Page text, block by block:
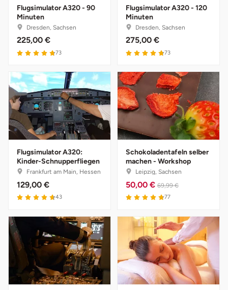
Flugsimulator A320 - 90
Minuten
Dresden, Sachsen
225,00 €
73
Flugsimulator A320 - 120
Minuten
Dresden, Sachsen
275,00 €
73
Flugsimulator A320:
Kinder-Schnupperfliegen
Frankfurt am Main, Hessen
129,00 €
43
Schokoladentafeln selber
machen - Workshop
Leipzig, Sachsen
50,00 € 69,99 €
77
Cloppenburg
Coburg
Cottbus
Darmstadt
Deggendorf
Dessau
Dietzenbach
Dingolfing
Dortmund
Dresden
Ruhrgebiet
Strausberg (Berlin/Brandenburg)
Sömmerda
Weimar
sächsische Schweiz
Weißenfels
Witterda